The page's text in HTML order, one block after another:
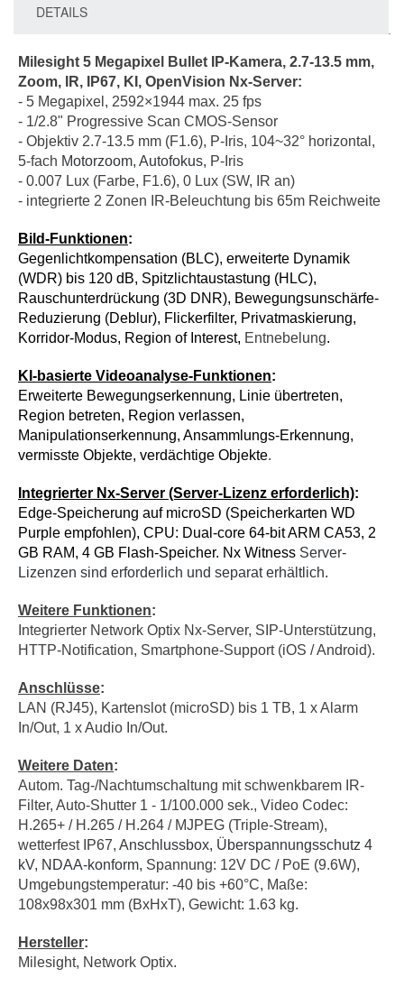
DETAILS
Milesight 5 Megapixel Bullet IP-Kamera, 2.7-13.5 mm,
Zoom, IR, IP67, KI, OpenVision Nx-Server:
- 5 Megapixel, 2592×1944 max. 25 fps
- 1/2.8" Progressive Scan CMOS-Sensor
- Objektiv 2.7-13.5 mm (F1.6), P-Iris, 104~32° horizontal,
5-fach Motorzoom, Autofokus, P-Iris
- 0.007 Lux (Farbe, F1.6), 0 Lux (SW, IR an)
- integrierte 2 Zonen IR-Beleuchtung bis 65m Reichweite
Bild-Funktionen:
Gegenlichtkompensation (BLC), erweiterte Dynamik
(WDR) bis 120 dB, Spitzlichtaustastung (HLC),
Rauschunterdrückung (3D DNR), Bewegungsunschärfe-
Reduzierung (Deblur), Flickerfilter, Privatmaskierung,
Korridor-Modus, Region of Interest, Entnebelung.
KI-basierte Videoanalyse-Funktionen:
Erweiterte Bewegungserkennung, Linie übertreten,
Region betreten, Region verlassen,
Manipulationserkennung, Ansammlungs-Erkennung,
vermisste Objekte, verdächtige Objekte.
Integrierter Nx-Server (Server-Lizenz erforderlich):
Edge-Speicherung auf microSD (Speicherkarten WD
Purple empfohlen), CPU: Dual-core 64-bit ARM CA53, 2
GB RAM, 4 GB Flash-Speicher. Nx Witness Server-
Lizenzen sind erforderlich und separat erhältlich.
Weitere Funktionen:
Integrierter Network Optix Nx-Server, SIP-Unterstützung,
HTTP-Notification, Smartphone-Support (iOS / Android).
Anschlüsse:
LAN (RJ45), Kartenslot (microSD) bis 1 TB, 1 x Alarm
In/Out, 1 x Audio In/Out.
Weitere Daten:
Autom. Tag-/Nachtumschaltung mit schwenkbarem IR-
Filter, Auto-Shutter 1 - 1/100.000 sek., Video Codec:
H.265+ / H.265 / H.264 / MJPEG (Triple-Stream),
wetterfest IP67, Anschlussbox, Überspannungsschutz 4
kV, NDAA-konform, Spannung: 12V DC / PoE (9.6W),
Umgebungstemperatur: -40 bis +60°C, Maße:
108x98x301 mm (BxHxT), Gewicht: 1.63 kg.
Hersteller:
Milesight, Network Optix.